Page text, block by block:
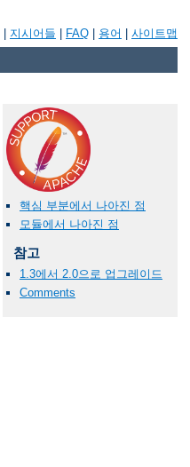
지시어들 FAQ 용어 사이트맵
핵심 부분에서 나아진 점
모듈에서 나아진 점
참고
1.3에서 2.0으로 업그레이드
Comments